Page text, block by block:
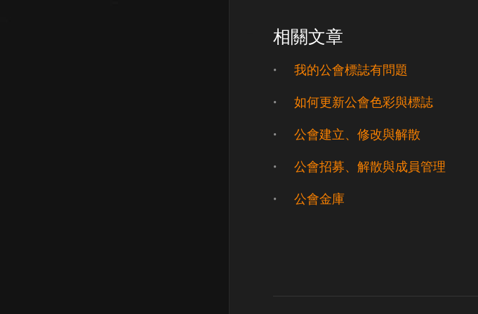
相關文章
我的公會標誌有問題
如何更新公會色彩與標誌
公會建立、修改與解散
公會招募、解散與成員管理
公會金庫